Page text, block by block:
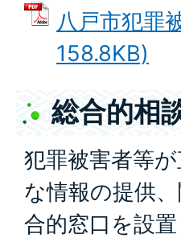
八戸市犯罪
158.8KB)
総合的相
犯罪被害者等
な情報の提供
合的窓口を設置